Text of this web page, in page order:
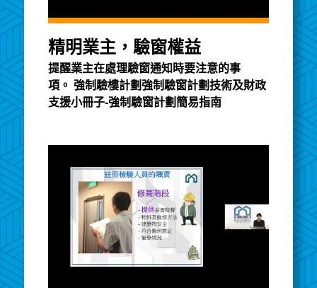
精明業主，驗窗權益
提醒業主在處理驗窗通知時要注意的事
項。 強制驗樓計劃強制驗窗計劃技術及財政
支援小冊子-強制驗窗計劃簡易指南